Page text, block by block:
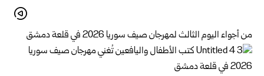
من أجواء اليوم الثالث لمهرجان صيف سوريا 2026 في قلعة دمشق